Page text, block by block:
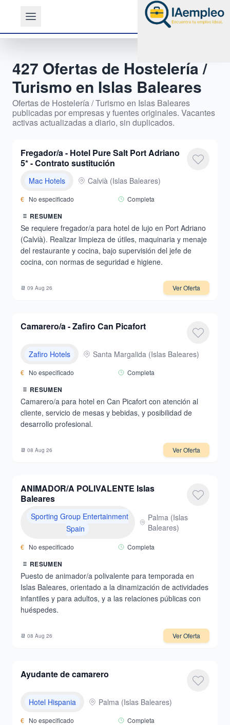
427 Ofertas de Hostelería /
Turismo en Islas Baleares
Ofertas de Hostelería / Turismo en Islas Baleares
publicadas por empresas y fuentes originales. Vacantes
activas actualizadas a diario, sin duplicados.
Fregador/a - Hotel Pure Salt Port Adriano
5* - Contrato sustitución
Mac Hotels Calvià (Islas Baleares)
€ No especificado Completa
RESUMEN
Se requiere fregador/a para hotel de lujo en Port Adriano
(Calvià). Realizar limpieza de útiles, maquinaria y menaje
del restaurante y cocina, bajo supervisión del jefe de
cocina, con normas de seguridad e higiene.
📆 09 Aug 26 Ver Oferta
Camarero/a - Zafiro Can Picafort
Zafiro Hotels Santa Margalida (Islas Baleares)
€ No especificado Completa
RESUMEN
Camarero/a para hotel en Can Picafort con atención al
cliente, servicio de mesas y bebidas, y posibilidad de
desarrollo profesional.
📆 08 Aug 26 Ver Oferta
ANIMADOR/A POLIVALENTE Islas
Baleares
Sporting Group Entertainment
Spain
Palma (Islas
Baleares)
€ No especificado Completa
RESUMEN
Puesto de animador/a polivalente para temporada en
Islas Baleares, orientado a la dinamización de actividades
infantiles y para adultos, y a las relaciones públicas con
huéspedes.
📆 08 Aug 26 Ver Oferta
Ayudante de camarero
Hotel Hispania Palma (Islas Baleares)
€ No especificado Completa